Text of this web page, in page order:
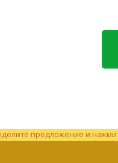
предложение и